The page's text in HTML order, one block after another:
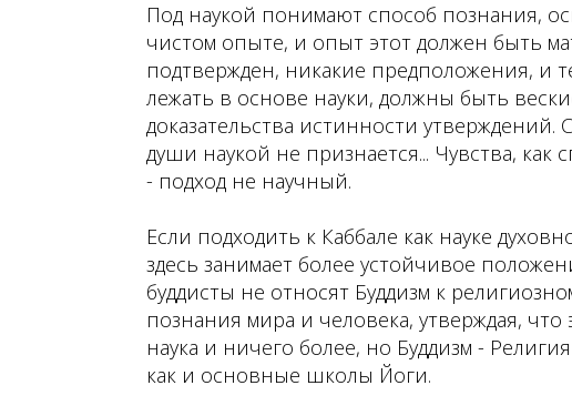
Под наукой понимают способ познания,
чистом опыте, и опыт этот должен быть
подтвержден, никакие предположения, и
лежать в основе науки, должны быть
доказательства истинности утверждений.
души наукой не признается... Чувства, как
- подход не научный.
Если подходить к Каббале как науке
здесь занимает более устойчивое
буддисты не относят Буддизм к
познания мира и человека, утверждая,
наука и ничего более, но Буддизм -
как и основные школы Йоги.